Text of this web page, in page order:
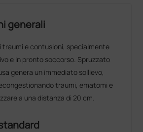
generali
traumi e contusioni, specialmente
e in pronto soccorso. Spruzzato
genera un immediato sollievo,
traumi, ematomi e
a una distanza di 20 cm.